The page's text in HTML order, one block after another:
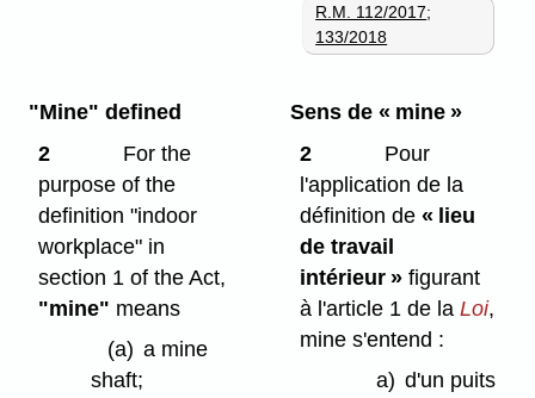
R.M. 112/2017;
133/2018
"Mine" defined
2
For the
purpose of the
definition "indoor
workplace" in
section 1 of the Act,
"mine" means
(a) a mine
shaft;
Sens de « mine »
2
Pour
l'application de la
définition de« lieu
de travail
intérieur » figurant
à l'article 1 de laLoi,
mine s'entend :
a) d'un puits